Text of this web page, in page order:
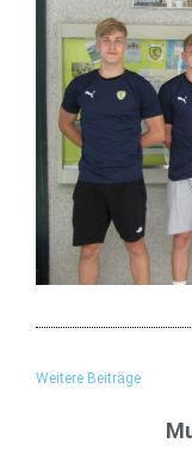
Weitere Beiträge